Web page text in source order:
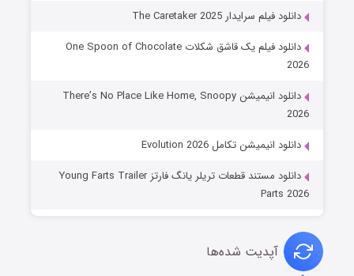
دانلود فیلم سرایدار The Caretaker 2025
دانلود فیلم یک قاشق شکلات One Spoon of Chocolate
2026
دانلود انیمیشن There’s No Place Like Home, Snoopy
2026
دانلود انیمیشن تکامل Evolution 2026
دانلود مستند قطعات تریلر یانگ فارتز Young Farts Trailer
Parts 2026
آپدیت شده‌ها